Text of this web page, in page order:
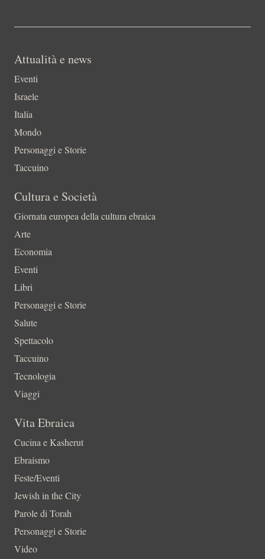
Attualità e news
Eventi
Israele
Italia
Mondo
Personaggi e Storie
Taccuino
Cultura e Società
Giornata europea della cultura ebraica
Arte
Economia
Eventi
Libri
Personaggi e Storie
Salute
Spettacolo
Taccuino
Tecnologia
Viaggi
Vita Ebraica
Cucina e Kasherut
Ebraismo
Feste/Eventi
Jewish in the City
Parole di Torah
Personaggi e Storie
Video